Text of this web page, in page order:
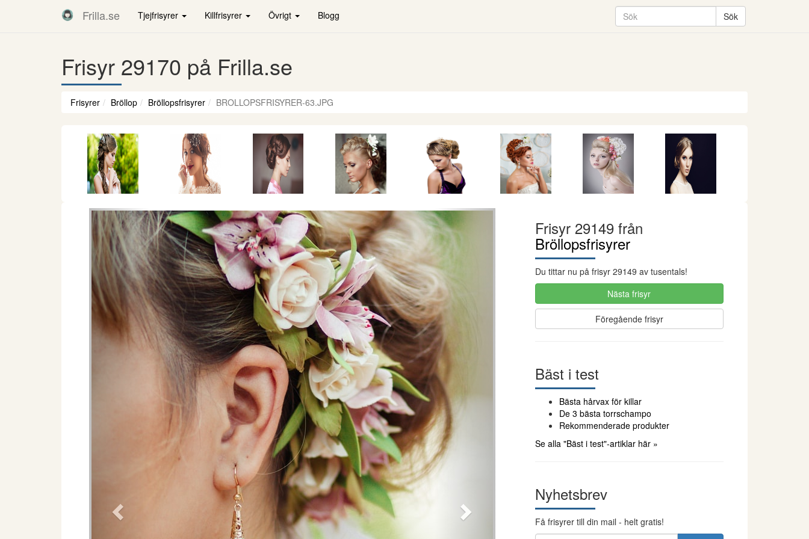
Frilla.se Tjejfrisyrer Killfrisyrer Övrigt Blogg
Frisyr 29170 på Frilla.se
Frisyrer Bröllop Bröllopsfrisyrer BROLLOPSFRISYRER-63.JPG
Föregående
Frisyr 29149 från
Bröllopsfrisyrer
Du tittar nu på frisyr 29149 av tusentals!
Nästa frisyr
Föregående frisyr
Bäst i test
Bästa hårvax för killar
De 3 bästa torrschampo
Rekommenderade produkter
Se alla "Bäst i test"-artiklar här »
Nyhetsbrev
Få frisyrer till din mail - helt gratis!